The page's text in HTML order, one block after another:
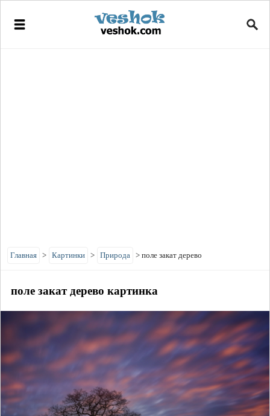
Главная > Картинки > Природа > поле закат дерево
поле закат дерево картинка